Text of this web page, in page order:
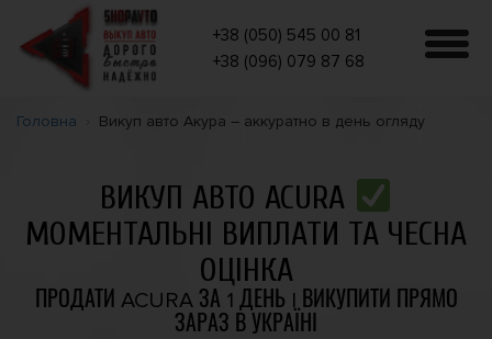
+38 (050) 545 00 81
+38 (096) 079 87 68
Головна Викуп авто Акура – аккуратно в день огляду
ВИКУП АВТО ACURA
МОМЕНТАЛЬНІ ВИПЛАТИ ТА ЧЕСНА
ОЦІНКА
ПРОДАТИ ACURA ЗА 1 ДЕНЬ | ВИКУПИТИ ПРЯМО
ЗАРАЗ В УКРАЇНІ